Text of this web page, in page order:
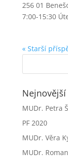
256 01
7:00-15:30
« Starší
MUDr. Petra
PF 2020
MUDr. Věra
MUDr.